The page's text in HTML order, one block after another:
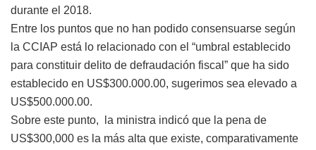
durante el 2018.
Entre los puntos que no han podido consensuarse según
la CCIAP está lo relacionado con el “umbral establecido
para constituir delito de defraudación fiscal” que ha sido
establecido en US$300.000.00, sugerimos sea elevado a
US$500.000.00.
Sobre este punto, la ministra indicó que la pena de
US$300,000 es la más alta que existe, comparativamente